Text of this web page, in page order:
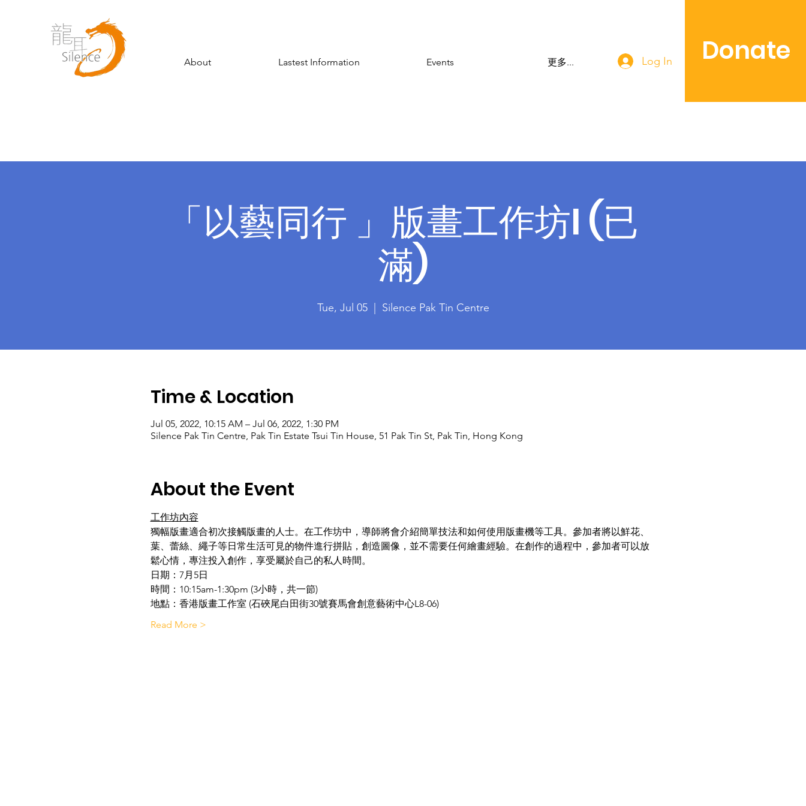
About Lastest Information Events 更多... Log In Donate
「以藝同行 」版畫工作坊I (已
滿)
Tue, Jul 05
  |
Silence Pak Tin Centre
Time & Location
Jul 05, 2022, 10:15 AM – Jul 06, 2022, 1:30 PM
Silence Pak Tin Centre, Pak Tin Estate Tsui Tin House, 51 Pak Tin St, Pak Tin, Hong Kong
About the Event
工作坊內容
獨幅版畫適合初次接觸版畫的人士。在工作坊中，導師將會介紹簡單技法和如何使用版畫機等工具。參加者將以鮮花、
葉、蕾絲、繩子等日常生活可見的物件進行拼貼，創造圖像，並不需要任何繪畫經驗。在創作的過程中，參加者可以放
鬆心情，專注投入創作，享受屬於自己的私人時間。
日期：7月5日
時間：10:15am-1:30pm (3小時，共一節)
地點：香港版畫工作室 (石硤尾白田街30號賽馬會創意藝術中心L8-06)
Read More >